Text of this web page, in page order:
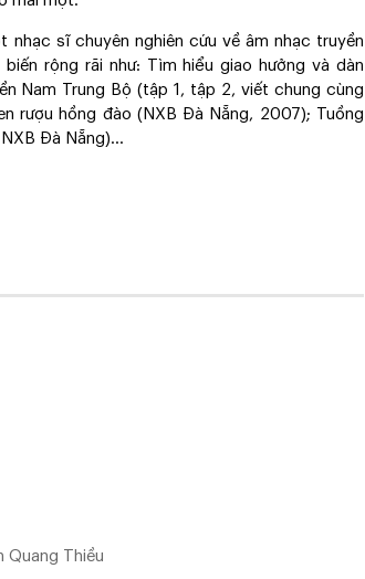
sĩ chuyên nghiên cứu về âm nhạc truyền
rộng rãi như: Tìm hiểu giao hưởng và dàn
Nam Trung Bộ (tập 1, tập 2, viết chung cùng
rượu hồng đào (NXB Đà Nẵng, 2007); Tuồng
Đà Nẵng)...
Quang Thiều